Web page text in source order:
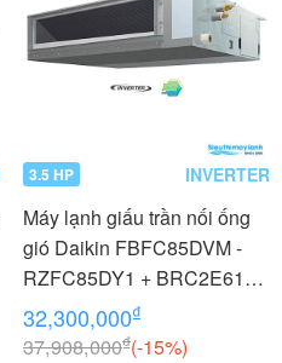
3.5 HP INVERTER
Máy lạnh giấu trần nối ống
gió Daikin FBFC85DVM -
RZFC85DY1 + BRC2E61
3.5 HP (3.5 Ngựa) Inverter -
3 pha
32,300,000₫
37,908,000₫(-15%)